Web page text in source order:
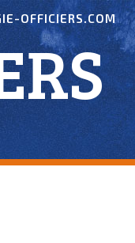
OFFICIERS.COM